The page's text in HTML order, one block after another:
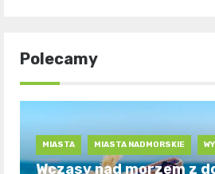
Polecamy
MIASTA MIASTA NADMORSKIE
Wczasy nad morzem z